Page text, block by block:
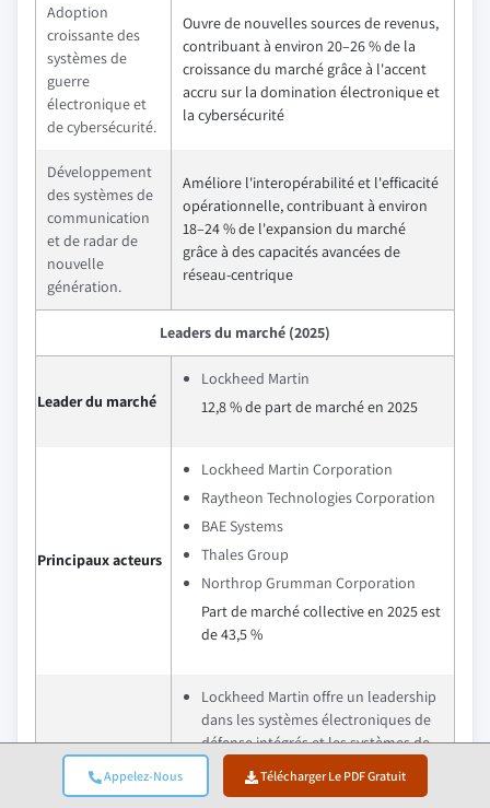
Appelez-Nous Télécharger Le PDF Gratuit
Adoption
croissante des
systèmes de
guerre
électronique et
de cybersécurité.
Ouvre de nouvelles sources de revenus,
contribuant à environ 20–26 % de la
croissance du marché grâce à l'accent
accru sur la domination électronique et
la cybersécurité
Développement
des systèmes de
communication
et de radar de
nouvelle
génération.
Améliore l'interopérabilité et l'efficacité
opérationnelle, contribuant à environ
18–24 % de l'expansion du marché
grâce à des capacités avancées de
réseau-centrique
Leaders du marché (2025)
Leader du marché
Lockheed Martin
12,8 % de part de marché en 2025
Principaux acteurs
Lockheed Martin Corporation
Raytheon Technologies Corporation
BAE Systems
Thales Group
Northrop Grumman Corporation
Part de marché collective en 2025 est
de 43,5 %
Lockheed Martin offre un leadership
dans les systèmes électroniques de
défense intégrés et les systèmes de
capteurs avancés, soutenu par de
fortes capacités de R&D, des